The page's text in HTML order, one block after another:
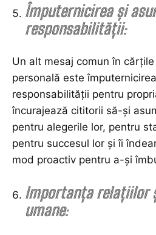
Împuternicirea și
responsabilității:
Un alt mesaj comun în
personală este
responsabilității pentru
încurajează cititorii să-și
pentru alegerile lor, pentru
pentru succesul lor și îi
mod proactiv pentru a-și
Importanța relațiilor
umane: